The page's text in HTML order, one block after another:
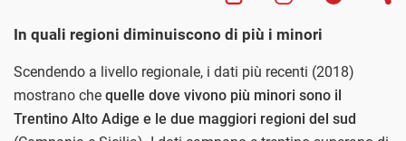
In quali regioni diminuiscono di più i minori
Scendendo a livello regionale, i dati più recenti (2018)
mostrano che quelle dove vivono più minori sono il
Trentino Alto Adige e le due maggiori regioni del sud